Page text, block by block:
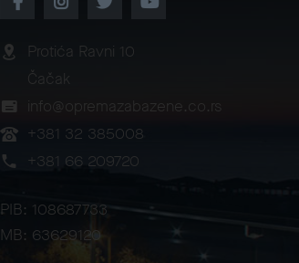
Protića Ravni 10
Čačak
info@opremazabazene.co.rs
+381 32 385008
+381 66 209720
PIB: 108687733
MB: 63629120